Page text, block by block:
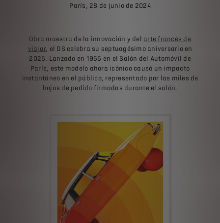
París, 28 de junio de 2024
Obra maestra de la innovación y del arte francés de
viajar, el DS celebra su septuagésimo aniversario en
2025. Lanzado en 1955 en el Salón del Automóvil de
París, este modelo ahora icónico causó un impacto
instantáneo en el público, representado por las miles de
hojas de pedido firmadas durante el salón.